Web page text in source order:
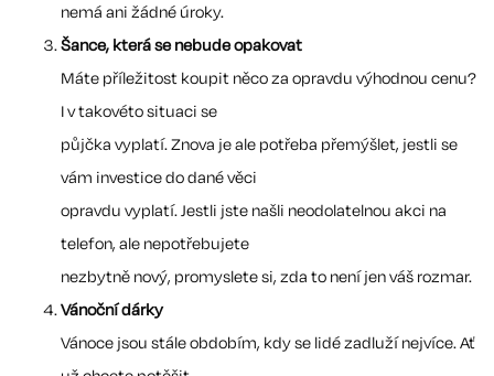
nemá ani žádné úroky.
Šance, která se nebude opakovat
Máte příležitost koupit něco za opravdu výhodnou cenu?
I v takovéto situaci se
půjčka vyplatí. Znova je ale potřeba přemýšlet, jestli se
vám investice do dané věci
opravdu vyplatí. Jestli jste našli neodolatelnou akci na
telefon, ale nepotřebujete
nezbytně nový, promyslete si, zda to není jen váš rozmar.
Vánoční dárky
Vánoce jsou stále obdobím, kdy se lidé zadluží nejvíce. Ať